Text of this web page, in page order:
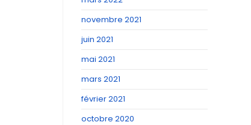
novembre 2021
juin 2021
mai 2021
mars 2021
février 2021
octobre 2020